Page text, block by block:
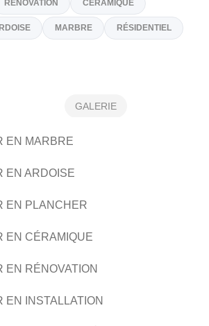
ARDOISE MARBRE
GALERIE
EN MARBRE
EN ARDOISE
EN PLANCHER
EN CÉRAMIQUE
EN RÉNOVATION
EN INSTALLATION